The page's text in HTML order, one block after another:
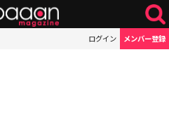
ログイン メンバー登録